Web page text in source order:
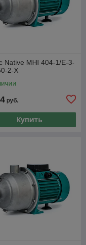
Native MHI 404-1/E-3-
2-X
руб.
Купить